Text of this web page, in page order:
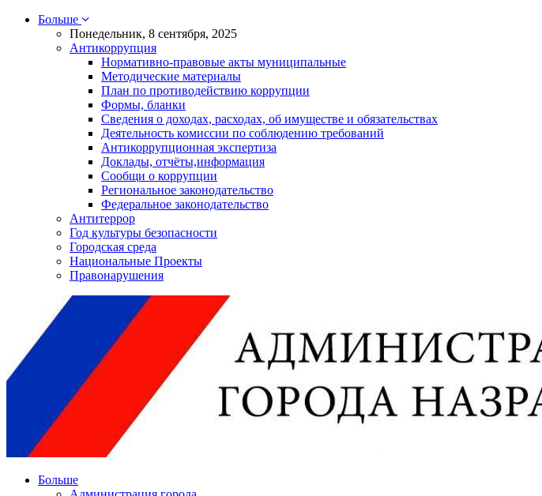
Больше
Понедельник, 8 сентября, 2025
Антикоррупция
Нормативно-правовые акты муниципальные
Методические материалы
План по противодействию коррупции
Формы, бланки
Сведения о доходах, расходах, об имуществе и обязательствах
Деятельность комиссии по соблюдению требований
Антикоррупционная экспертиза
Доклады, отчёты,информация
Сообщи о коррупции
Региональное законодательство
Федеральное законодательство
Антитеррор
Год культуры безопасности
Городская среда
Национальные Проекты
Правонарушения
Больше